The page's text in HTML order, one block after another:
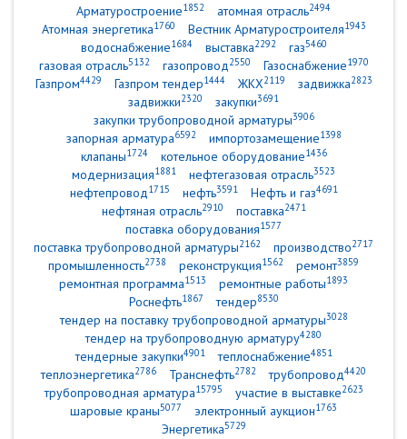
Арматуростроение1852 атомная отрасль2494
Атомная энергетика1760 Вестник Арматуростроителя1943
водоснабжение1684 выставка2292 газ5460
газовая отрасль5132 газопровод2550 Газоснабжение1970
Газпром4429 Газпром тендер1444 ЖКХ2119 задвижка2823
задвижки2320 закупки3691
закупки трубопроводной арматуры3906
запорная арматура6592 импортозамещение1398
клапаны1724 котельное оборудование1436
модернизация1881 нефтегазовая отрасль3523
нефтепровод1715 нефть3591 Нефть и газ4691
нефтяная отрасль2910 поставка2471
поставка оборудования1577
поставка трубопроводной арматуры2162 производство2717
промышленность2738 реконструкция1562 ремонт3859
ремонтная программа1513 ремонтные работы1893
Роснефть1867 тендер8530
тендер на поставку трубопроводной арматуры3028
тендер на трубопроводную арматуру4280
тендерные закупки4901 теплоснабжение4851
теплоэнергетика2786 Транснефть2782 трубопровод4420
трубопроводная арматура15795 участие в выставке2623
шаровые краны5077 электронный аукцион1763
Энергетика5729